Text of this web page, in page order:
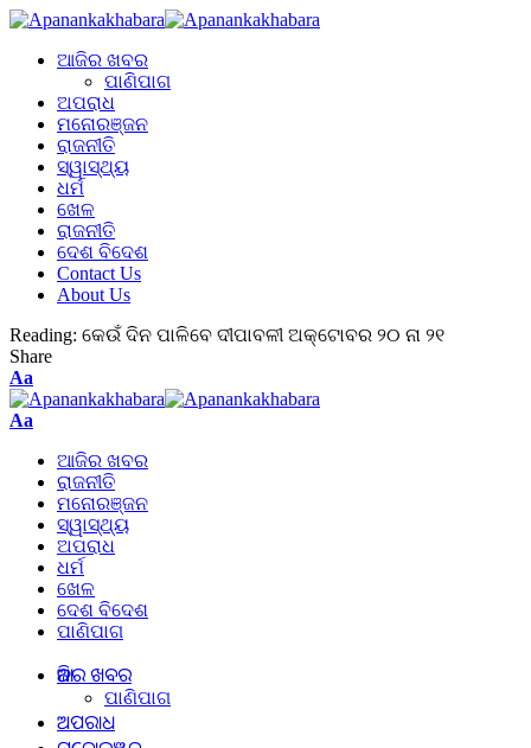
ଆଜିର ଖବର
ପାଣିପାଗ
ଅପରାଧ
ମନୋରଞ୍ଜନ
ରାଜନୀତି
ସ୍ୱାସ୍ଥ୍ୟ
ଧର୍ମ
ଖେଳ
ରାଜନୀତି
ଦେଶ ବିଦେଶ
Contact Us
About Us
Reading: କେଉଁ ଦିନ ପାଳିବେ ଦୀପାବଳୀ ଅକ୍ଟୋବର ୨୦ ନା ୨୧
Share
Aa
Aa
ଆଜିର ଖବର
ରାଜନୀତି
ମନୋରଞ୍ଜନ
ସ୍ୱାସ୍ଥ୍ୟ
ଅପରାଧ
ଧର୍ମ
ଖେଳ
ଦେଶ ବିଦେଶ
ପାଣିପାଗ
ଆଜିର ଖବର
ପାଣିପାଗ
ଅପରାଧ